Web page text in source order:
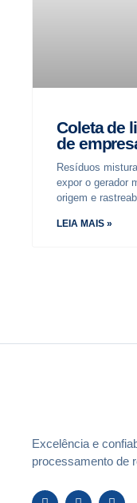
Coleta de
de
Resíduos
expor o gerador
origem e
LEIA MAIS »
Excelência e
processamento de